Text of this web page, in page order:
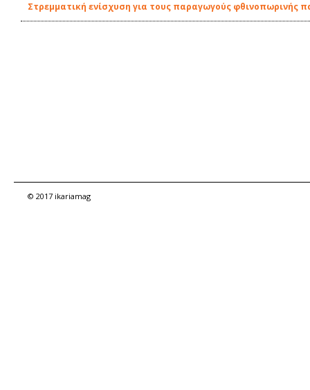
Στρεμματική ενίσχυση για τους παραγωγούς φθινοπωρινής
© 2017 ikariamag